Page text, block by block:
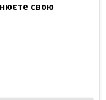
свою